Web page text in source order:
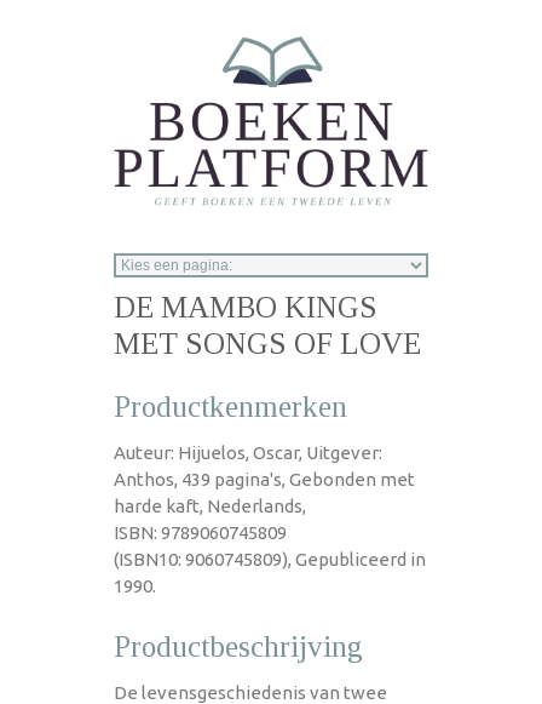
DE MAMBO KINGS
MET SONGS OF LOVE
Productkenmerken
Auteur: Hijuelos, Oscar, Uitgever:
Anthos, 439 pagina's, Gebonden met
harde kaft, Nederlands,
ISBN: 9789060745809
(ISBN10: 9060745809), Gepubliceerd in
1990.
Productbeschrijving
De levensgeschiedenis van twee